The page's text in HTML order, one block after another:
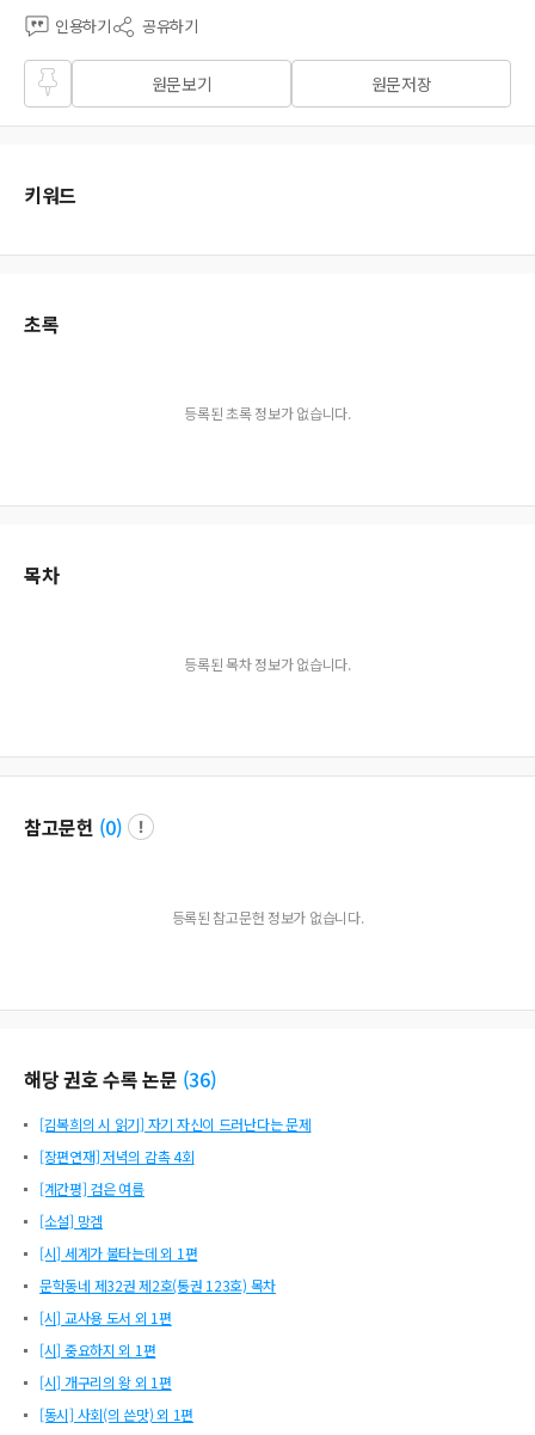
인용하기 공유하기
즐겨
찾기
원문보기 원문저장
키워드
초록
등록된 초록 정보가 없습니다.
목차
등록된 목차 정보가 없습니다.
참고문헌 (0)
등록된 참고문헌 정보가 없습니다.
해당 권호 수록 논문 (36)
[김복희의 시 읽기] 자기 자신이 드러난다는 문제
[장편연재] 저녁의 감촉 4회
[계간평] 검은 여름
[소설] 망겜
[시] 세계가 불타는데 외 1편
문학동네 제32권 제2호(통권 123호) 목차
[시] 교사용 도서 외 1편
[시] 중요하지 외 1편
[시] 개구리의 왕 외 1편
[동시] 사회(의 쓴맛) 외 1편